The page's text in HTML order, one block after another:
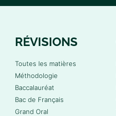
RÉVISIONS
Toutes les matières
Méthodologie
Baccalauréat
Bac de Français
Grand Oral